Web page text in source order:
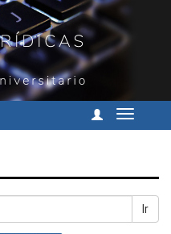
Cambiar
Ir